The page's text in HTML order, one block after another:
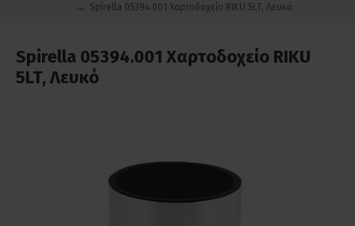
Spirella 05394.001 Χαρτοδοχείο RIKU 5LT, Λευκό
Spirella 05394.001 Χαρτοδοχείο RIKU
5LT, Λευκό